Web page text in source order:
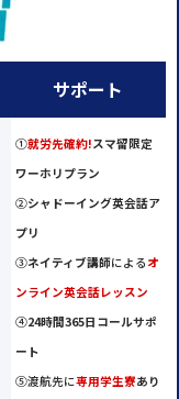
サポート
①就労先確約!スマ留限定
ワーホリプラン
②シャドーイング英会話ア
プリ
③ネイティブ講師による オ
ンライン英会話レッスン
④24時間365日コールサポ
ート
⑤渡航先に専用学生寮あり